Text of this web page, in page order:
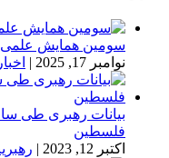
سومین همایش علمی
نوامبر 17, 2025
| اخبار
بیانات رهبری طی
فلسطین
اکتبر 12, 2023
|